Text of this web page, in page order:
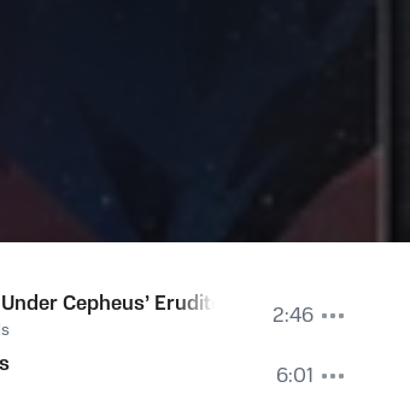
Cepheus’ Erudite Eyes 2:46
6:01